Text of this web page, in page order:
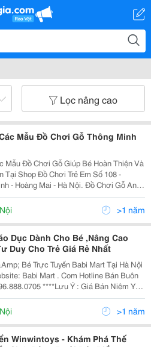
Lọc nâng cao
Mẫu Đồ Chơi Gỗ Thông Minh
Mẫu Đồ Chơi Gỗ Giúp Bé Hoàn Thiện Và
Tại Shop Đồ Chơi Trẻ Em Số 108 -
Mai - Hà Nội. Đồ Chơi Gỗ An
Toàn Có Thể Yên Tâm Khi Cho Trẻ
Tiếp Xúc Hằng Ngày. Đặt Mua Trực Tuyến Tại Web>1 năm
Dục Dành Cho Bé ,Nâng Cao
Duy Cho Trẻ Giá Rẻ Nhất
Bé Trực Tuyến Babi Mart Tại Hà Nội
Ý : Giá Bán Niêm Yết
Hà Nội, Giá Tại Hồ Chí Minh Có Thể Cao
Giá Bán Tại
>1 năm
Winwintoys - Khám Phá Thế